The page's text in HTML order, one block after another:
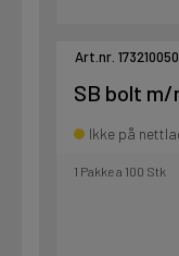
Art.nr.
SB bolt m/
Ikke på
1 Pakke a 100 Stk